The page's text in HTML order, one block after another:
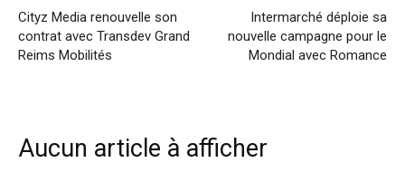
Cityz Media renouvelle son
contrat avec Transdev Grand
Reims Mobilités
Intermarché déploie sa
nouvelle campagne pour le
Mondial avec Romance
Aucun article à afficher